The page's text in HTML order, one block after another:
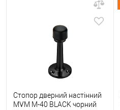
Стопор дверний настінний
MVM M-40 BLACK чорний